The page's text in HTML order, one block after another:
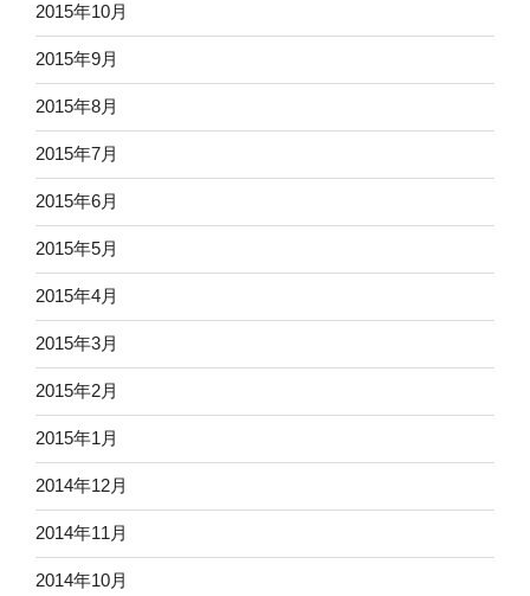
2015年10月
2015年9月
2015年8月
2015年7月
2015年6月
2015年5月
2015年4月
2015年3月
2015年2月
2015年1月
2014年12月
2014年11月
2014年10月